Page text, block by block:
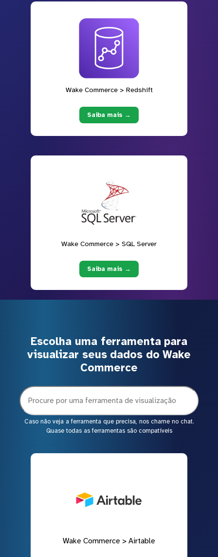
Wake Commerce > Redshift
Saiba mais →
Wake Commerce > SQL Server
Saiba mais →
Escolha uma ferramenta para
visualizar seus dados do Wake
Commerce
Caso não veja a ferramenta que precisa, nos chame no chat.
Quase todas as ferramentas são compatíveis
Wake Commerce > Airtable